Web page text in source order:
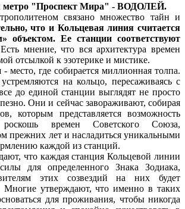
метро "Проспект Мира" - ВОДОЛЕЙ.
связано множество тайн и
что и Кольцевая линия считается
объектом. Ее станции соответствуют
Есть мнение, что вся архитектура времен
отсылкой к эзотерике и мистике.
- место, где собирается миллионная толпа.
на кольцо, пересаживаясь с
до единой станции выглядят не просто
Они и сейчас завораживают, собирая
которым представляется возможность
времен Советского Союза,
прежних лет и насладиться уникальными
каждой из станций.
что каждая станция Кольцевой линии
для определенного Знака Зодиака,
этих созвездий на них будет
Многие утверждают, что именно в таких
для проживания, чтобы никогда